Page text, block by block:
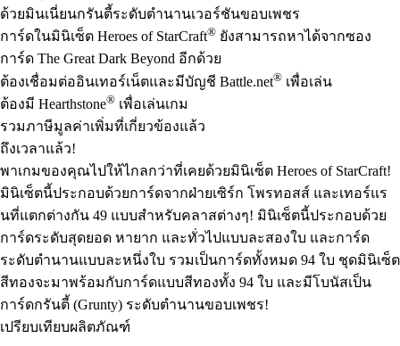
ด้วยมินเนี่ยนกรันตี้ระดับตำนานเวอร์ชันขอบเพชร
การ์ดในมินิเซ็ต Heroes of StarCraft® ยังสามารถหาได้จากซอง
การ์ด The Great Dark Beyond อีกด้วย
ต้องเชื่อมต่ออินเทอร์เน็ตและมีบัญชี Battle.net® เพื่อเล่น
ต้องมี Hearthstone® เพื่อเล่นเกม
รวมภาษีมูลค่าเพิ่มที่เกี่ยวข้องแล้ว
ถึงเวลาแล้ว!
พาเกมของคุณไปให้ไกลกว่าที่เคยด้วยมินิเซ็ต Heroes of StarCraft!
มินิเซ็ตนี้ประกอบด้วยการ์ดจากฝ่ายเซิร์ก โพรทอสส์ และเทอร์แร
นที่แตกต่างกัน 49 แบบสำหรับคลาสต่างๆ! มินิเซ็ตนี้ประกอบด้วย
การ์ดระดับสุดยอด หายาก และทั่วไปแบบละสองใบ และการ์ด
ระดับตำนานแบบละหนึ่งใบ รวมเป็นการ์ดทั้งหมด 94 ใบ ชุดมินิเซ็ต
สีทองจะมาพร้อมกับการ์ดแบบสีทองทั้ง 94 ใบ และมีโบนัสเป็น
การ์ดกรันตี้ (Grunty) ระดับตำนานขอบเพชร!
เปรียบเทียบผลิตภัณฑ์